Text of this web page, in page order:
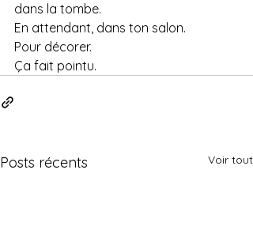
dans la tombe.
En attendant, dans ton salon.
Pour décorer.
Ça fait pointu.
Posts récents Voir tout